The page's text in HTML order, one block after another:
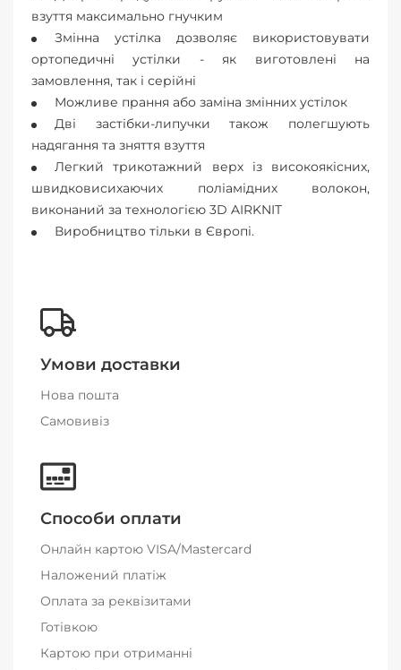
взуття максимально гнучким
Змінна устілка дозволяє використовувати
ортопедичні устілки - як виготовлені на
замовлення, так і серійні
Можливе прання або заміна змінних устілок
Дві застібки-липучки також полегшують
надягання та зняття взуття
Легкий трикотажний верх із високоякісних,
швидковисихаючих поліамідних волокон,
виконаний за технологією 3D AIRKNIT
Виробництво тільки в Європі.
Умови доставки
Нова пошта
Самовивіз
Способи оплати
Онлайн картою VISA/Mastercard
Наложений платіж
Оплата за реквізитами
Готівкою
Картою при отриманні